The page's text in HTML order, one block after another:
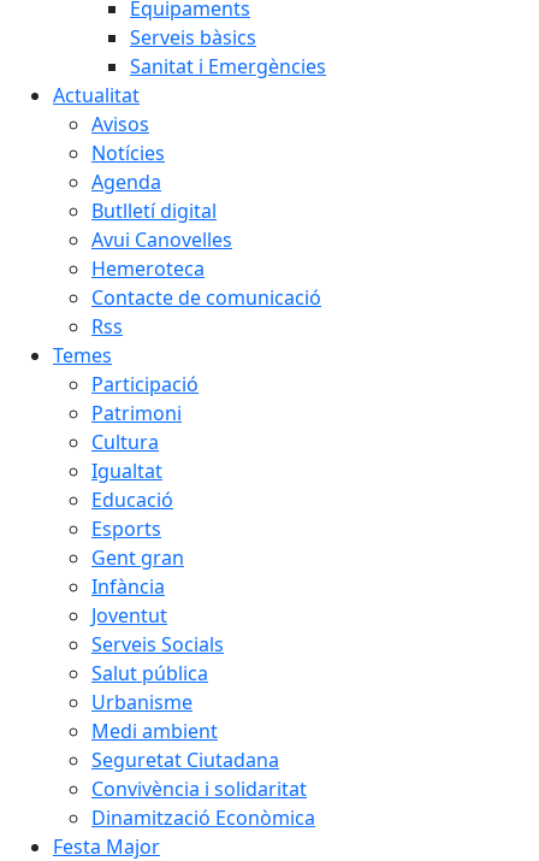
Equipaments
Serveis bàsics
Sanitat i Emergències
Actualitat
Avisos
Notícies
Agenda
Butlletí digital
Avui Canovelles
Hemeroteca
Contacte de comunicació
Rss
Temes
Participació
Patrimoni
Cultura
Igualtat
Educació
Esports
Gent gran
Infància
Joventut
Serveis Socials
Salut pública
Urbanisme
Medi ambient
Seguretat Ciutadana
Convivència i solidaritat
Dinamització Econòmica
Festa Major